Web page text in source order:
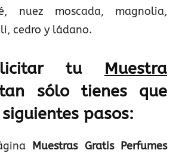
nuez moscada, magnolia,
cedro y ládano.
tu Muestra
sólo tienes que
pasos:
Muestras Gratis Perfumes